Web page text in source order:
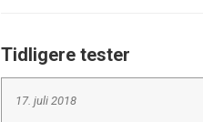
Tidligere tester
17. juli 2018